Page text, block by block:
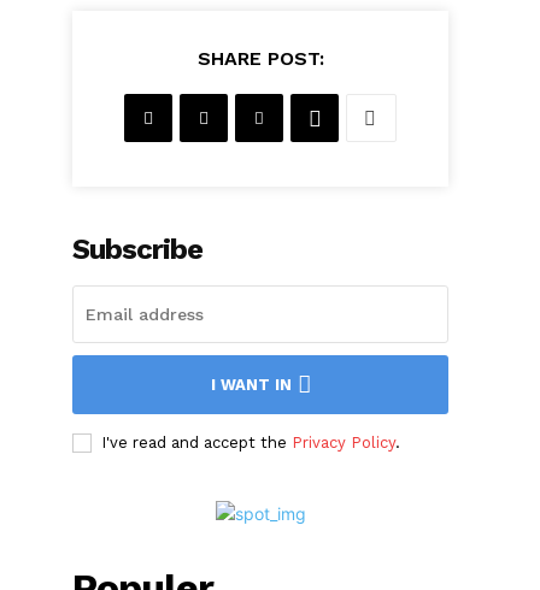
SHARE POST:
Subscribe
I WANT IN
I've read and accept the Privacy Policy.